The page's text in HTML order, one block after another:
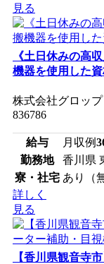
見る
《土日休みの高
機器を使用した
株式会社グロッ
836786
給与 月収例
勤務地
香川県
寮・社宅 あり（
詳しく
見る
【香川県観音寺